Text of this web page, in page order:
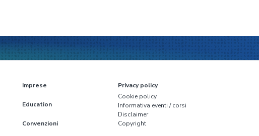
Imprese
Education
Convenzioni
Privacy policy
Cookie policy
Informativa eventi / corsi
Disclaimer
Copyright